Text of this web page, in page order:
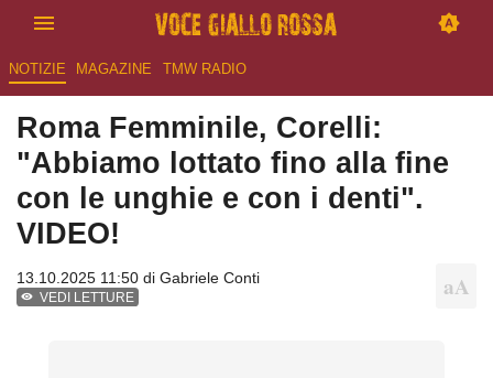
NOTIZIE MAGAZINE TMW RADIO
Roma Femminile, Corelli:
"Abbiamo lottato fino alla fine
con le unghie e con i denti".
VIDEO!
13.10.2025 11:50 di Gabriele Conti
VEDI LETTURE